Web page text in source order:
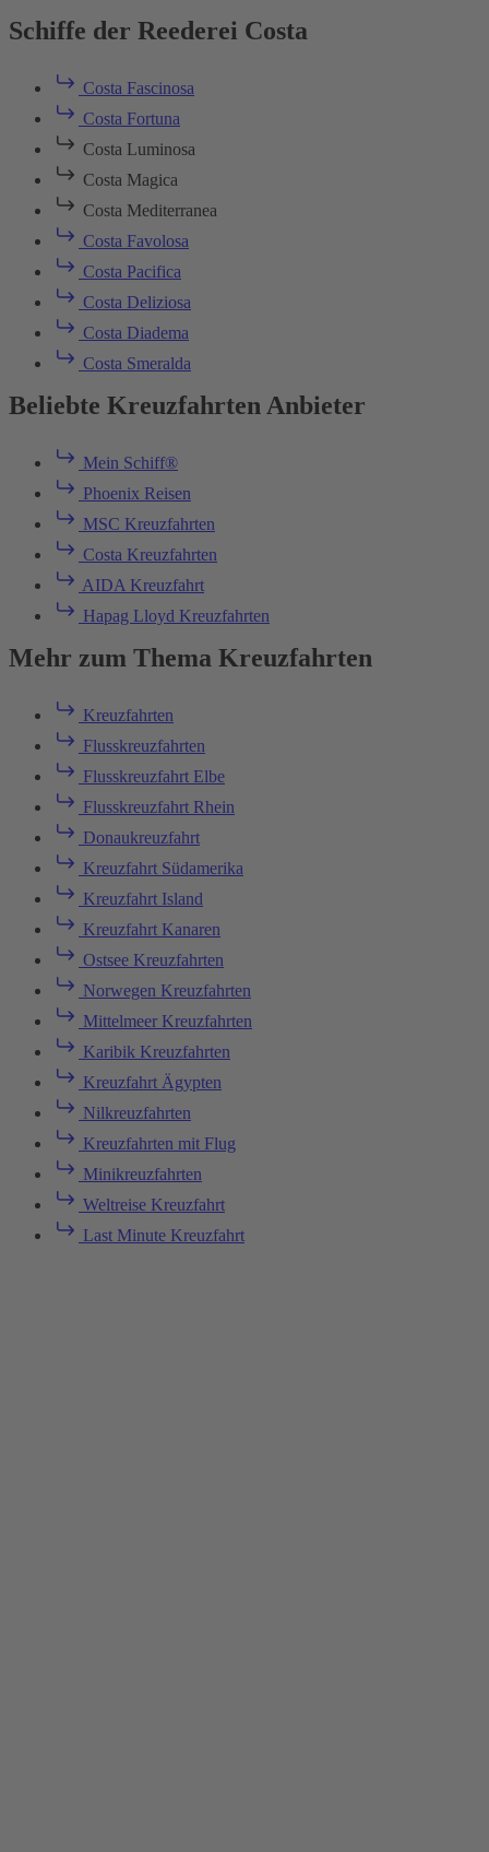
Schiffe der Reederei Costa
Costa Fascinosa
Costa Fortuna
Costa Luminosa
Costa Magica
Costa Mediterranea
Costa Favolosa
Costa Pacifica
Costa Deliziosa
Costa Diadema
Costa Smeralda
Beliebte Kreuzfahrten Anbieter
Mein Schiff®
Phoenix Reisen
MSC Kreuzfahrten
Costa Kreuzfahrten
AIDA Kreuzfahrt
Hapag Lloyd Kreuzfahrten
Mehr zum Thema Kreuzfahrten
Kreuzfahrten
Flusskreuzfahrten
Flusskreuzfahrt Elbe
Flusskreuzfahrt Rhein
Donaukreuzfahrt
Kreuzfahrt Südamerika
Kreuzfahrt Island
Kreuzfahrt Kanaren
Ostsee Kreuzfahrten
Norwegen Kreuzfahrten
Mittelmeer Kreuzfahrten
Karibik Kreuzfahrten
Kreuzfahrt Ägypten
Nilkreuzfahrten
Kreuzfahrten mit Flug
Minikreuzfahrten
Weltreise Kreuzfahrt
Last Minute Kreuzfahrt